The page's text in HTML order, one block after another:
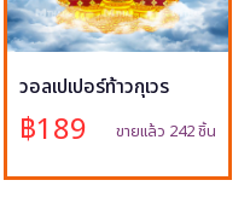
วอลเปเปอร์ท้าวกุเวร
฿189 ขายแล้ว 242 ชิ้น